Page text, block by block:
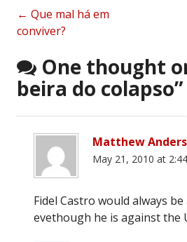
Post
navigation
← Que mal há em
conviver?
One thought
beira do colapso”
Matthew
May 21, 2010 at
Fidel Castro would always
evethough he is against the